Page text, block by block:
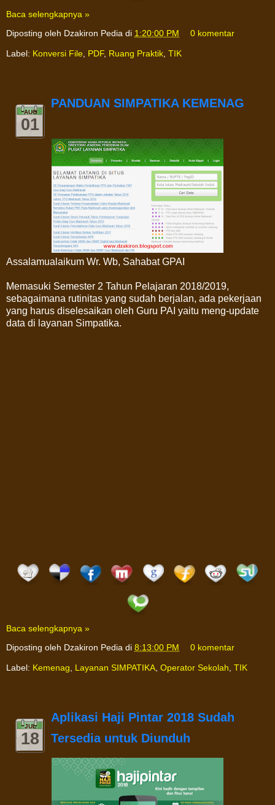
Baca selengkapnya »
Diposting oleh Dzakiron Pedia di 1:20:00 PM 0 komentar
Label: Konversi File PDF, Ruang Praktik TIK
AUG
01
PANDUAN SIMPATIKA KEMENAG
Assalamualaikum Wr. Wb, Sahabat GPAI
Memasuki Semester 2 Tahun Pelajaran 2018/2019,
sebagaimana rutinitas yang sudah berjalan, ada pekerjaan
yang harus diselesaikan oleh Guru PAI yaitu meng-update
data di layanan Simpatika.
Baca selengkapnya »
Diposting oleh Dzakiron Pedia di 8:13:00 PM 0 komentar
Label: Kemenag Layanan SIMPATIKA Operator Sekolah TIK
JUL
18
Aplikasi Haji Pintar 2018 Sudah
Tersedia untuk Diunduh